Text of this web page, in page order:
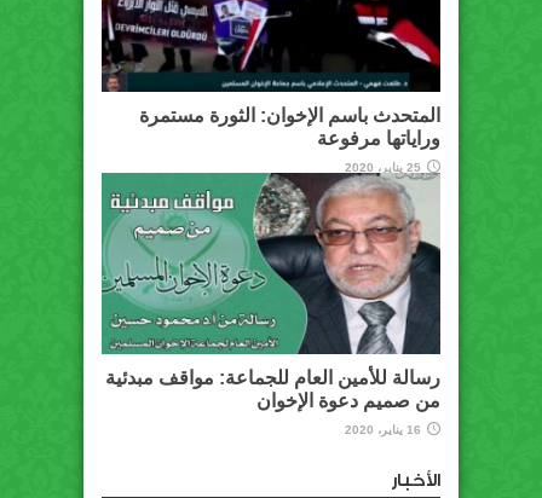
المتحدث باسم الإخوان: الثورة مستمرة
وراياتها مرفوعة
25 يناير، 2020
رسالة للأمين العام للجماعة: مواقف مبدئية
من صميم دعوة الإخوان
16 يناير، 2020
الأخبار